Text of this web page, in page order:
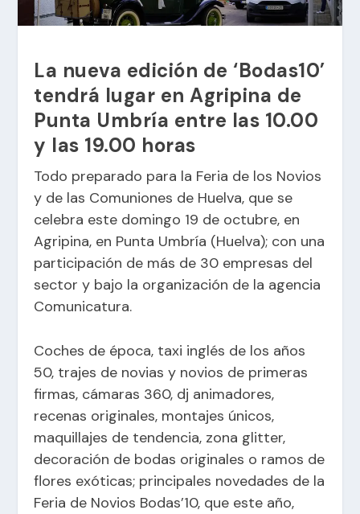
La nueva edición de ‘Bodas10’
tendrá lugar en Agripina de
Punta Umbría entre las 10.00
y las 19.00 horas
Todo preparado para la Feria de los Novios
y de las Comuniones de Huelva, que se
celebra este domingo 19 de octubre, en
Agripina, en Punta Umbría (Huelva); con una
participación de más de 30 empresas del
sector y bajo la organización de la agencia
Comunicatura.
Coches de época, taxi inglés de los años
50, trajes de novias y novios de primeras
firmas, cámaras 360, dj animadores,
recenas originales, montajes únicos,
maquillajes de tendencia, zona glitter,
decoración de bodas originales o ramos de
flores exóticas; principales novedades de la
Feria de Novios Bodas’10, que este año,